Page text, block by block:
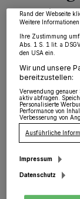
Grevenbroich
Rhein bei
konnte die
gestrigen
werden. "Da
Gegenstände
gefunden
hoher
von der
08.03.2018 ,
Rand der Webseite
Weitere
Ihre Zustimmung
Abs. 1 S. 1 lit. a
den USA ein.
Wir und unsere
bereitzustellen:
Verwendung genauer
aktiv abfragen.
Personalisierte
Performance von
Verbesserung von
Ausführliche
Impressum
Datenschutz